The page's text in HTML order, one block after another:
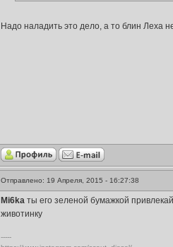
Надо наладить это дело, а то блин Леха
Отправлено: 19 Апреля, 2015 - 16:27:38
Mi6kaты его зеленой бумажкой
животинку
-----